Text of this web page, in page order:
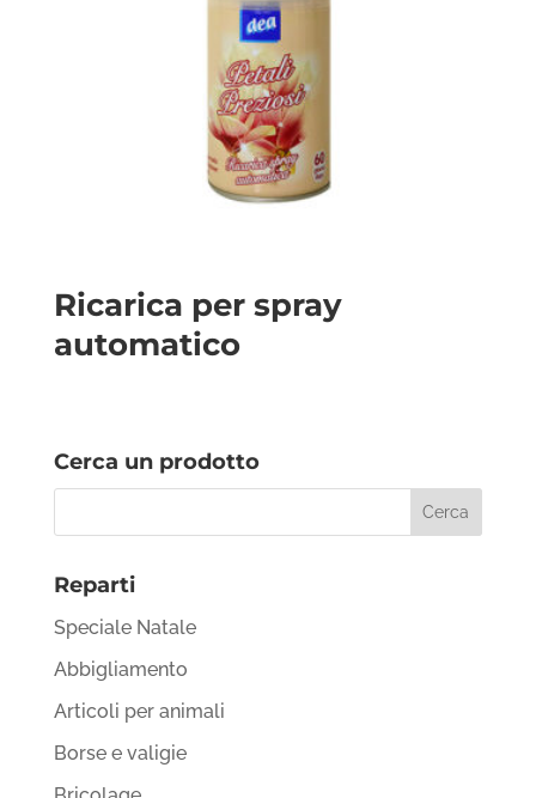
Ricarica per spray
automatico
Cerca un prodotto
Reparti
Speciale Natale
Abbigliamento
Articoli per animali
Borse e valigie